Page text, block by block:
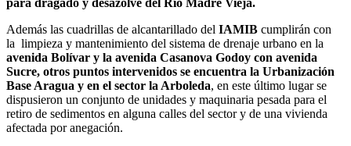
Además las cuadrillas de alcantarillado del IAMIB cumplirán con
la limpieza y mantenimiento del sistema de drenaje urbano en la
avenida Bolívar y la avenida Casanova Godoy con avenida
Sucre, otros puntos intervenidos se encuentra la Urbanización
Base Aragua y en el sector la Arboleda, en este último lugar se
dispusieron un conjunto de unidades y maquinaria pesada para el
retiro de sedimentos en alguna calles del sector y de una vivienda
afectada por anegación.